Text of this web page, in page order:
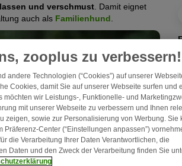
und verschmust . Damit eignet
auch als Familienhund
zooplus zu verbessern!
andere Technologien (“Cookies”) auf unserer
Cookies, damit Sie auf unserer Webseite surfen und
möchten wir Leistungs-, Funktionelle- und
mit unserer Webseite zu verbessern und Ihnen
zeigen, sowie zur Personalisierung von Werbung. Sie
Center (“Einstellungen anpassen”)
die Verarbeitung Ihrer Daten Verantwortlichen, die
Daten und den Zweck der Verarbeitung finden Sie